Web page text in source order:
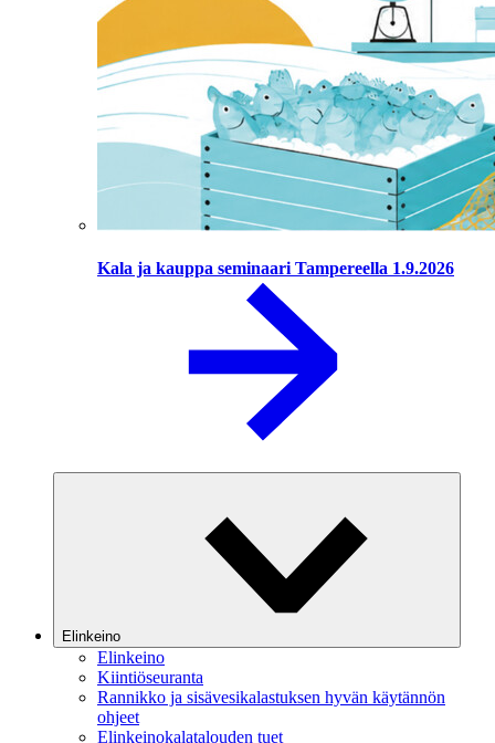
Kala ja kauppa seminaari Tampereella 1.9.2026
Elinkeino
Elinkeino
Kiintiöseuranta
Rannikko ja sisävesikalastuksen hyvän käytännön
ohjeet
Elinkeinokalatalouden tuet